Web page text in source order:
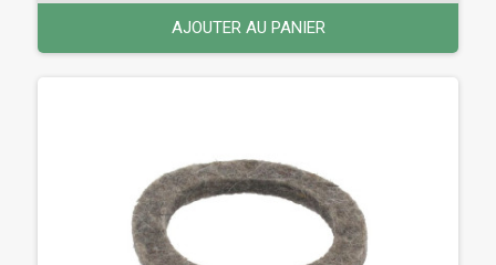
AJOUTER AU PANIER